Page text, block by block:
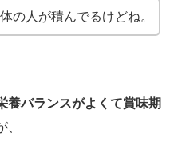
の人が積んでるけどね。
養バランスがよくて賞味期